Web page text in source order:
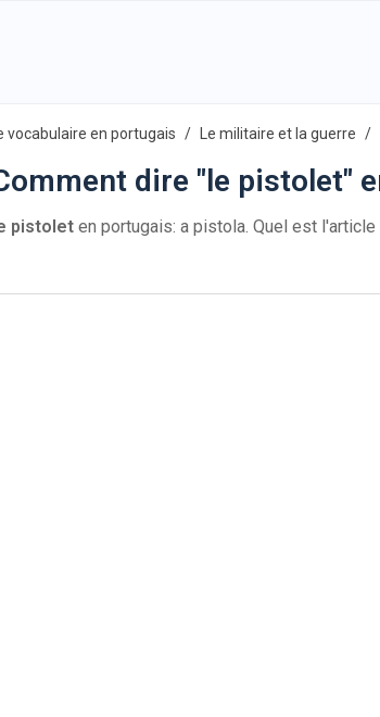
vocabulaire en portugais Le militaire et la guerre
dire "le pistolet"
pistolet en portugais: a pistola. Quel est